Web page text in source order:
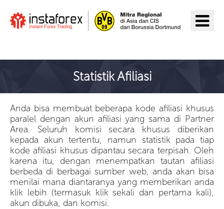
Statistik Afiliasi
Anda bisa membuat beberapa kode afiliasi khusus
paralel dengan akun afiliasi yang sama di Partner
Area. Seluruh komisi secara khusus diberikan
kepada akun tertentu, namun statistik pada tiap
kode afiliasi khusus dipantau secara terpisah. Oleh
karena itu, dengan menempatkan tautan afiliasi
berbeda di berbagai sumber web, anda akan bisa
menilai mana diantaranya yang memberikan anda
klik lebih (termasuk klik sekali dan pertama kali),
akun dibuka, dan komisi.